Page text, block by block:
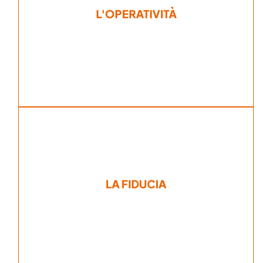
L'OPERATIVITÀ
soddisfarli, ci mettiamo all’opera.
LA FIDUCIA
cliente ha in noi. Da lui partiamo e a lui